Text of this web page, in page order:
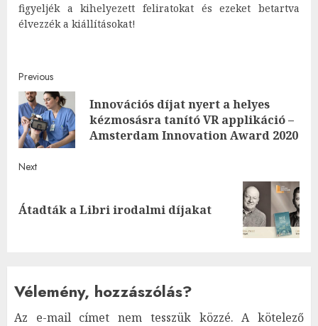
figyeljék a kihelyezett feliratokat és ezeket betartva
élvezzék a kiállításokat!
Post
navigation
Previous
Innovációs díjat nyert a helyes
kézmosásra tanító VR applikáció –
Amsterdam Innovation Award 2020
Next
Next
Átadták a Libri irodalmi díjakat
Vélemény, hozzászólás?
Az e-mail címet nem tesszük közzé. A kötelező